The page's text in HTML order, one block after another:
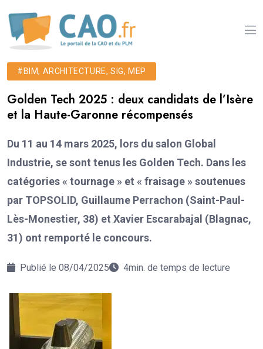
#BIM, ARCHITECTURE, SIG, MEP
Golden Tech 2025 : deux candidats de l’Isère
et la Haute-Garonne récompensés
Du 11 au 14 mars 2025, lors du salon Global
Industrie, se sont tenus les Golden Tech. Dans les
catégories « tournage » et « fraisage » soutenues
par TOPSOLID, Guillaume Perrachon (Saint-Paul-
Lès-Monestier, 38) et Xavier Escarabajal (Blagnac,
31) ont remporté le concours.
Publié le 08/04/2025 4min. de temps de lecture